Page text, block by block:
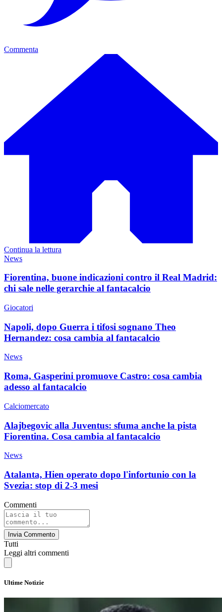
Commenta
Continua la lettura
News
Fiorentina, buone indicazioni contro il Real Madrid:
chi sale nelle gerarchie al fantacalcio
Giocatori
Napoli, dopo Guerra i tifosi sognano Theo
Hernandez: cosa cambia al fantacalcio
News
Roma, Gasperini promuove Castro: cosa cambia
adesso al fantacalcio
Calciomercato
Alajbegovic alla Juventus: sfuma anche la pista
Fiorentina. Cosa cambia al fantacalcio
News
Atalanta, Hien operato dopo l'infortunio con la
Svezia: stop di 2-3 mesi
Commenti
Invia Commento
Tutti
Leggi altri commenti
Ultime Notizie